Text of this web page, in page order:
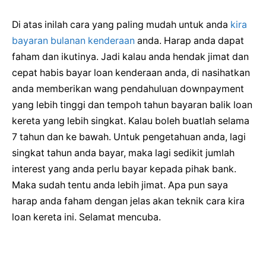
Di atas inilah cara yang paling mudah untuk anda kira
bayaran bulanan kenderaan anda. Harap anda dapat
faham dan ikutinya. Jadi kalau anda hendak jimat dan
cepat habis bayar loan kenderaan anda, di nasihatkan
anda memberikan wang pendahuluan downpayment
yang lebih tinggi dan tempoh tahun bayaran balik loan
kereta yang lebih singkat. Kalau boleh buatlah selama
7 tahun dan ke bawah. Untuk pengetahuan anda, lagi
singkat tahun anda bayar, maka lagi sedikit jumlah
interest yang anda perlu bayar kepada pihak bank.
Maka sudah tentu anda lebih jimat. Apa pun saya
harap anda faham dengan jelas akan teknik cara kira
loan kereta ini. Selamat mencuba.